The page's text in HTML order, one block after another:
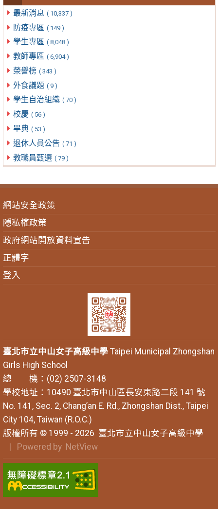
最新消息 ( 10,337 )
防疫專區 ( 149 )
學生專區 ( 8,048 )
教師專區 ( 6,904 )
榮譽榜 ( 343 )
外食議題 ( 9 )
學生自治組織 ( 70 )
校慶 ( 56 )
畢典 ( 53 )
退休人員公告 ( 71 )
教職員甄選 ( 79 )
網站安全政策
隱私權政策
政府網站開放資料宣告
正體字
登入
臺北市立中山女子高級中學Taipei Municipal Zhongshan
Girls High School
總 機：(02) 2507-3148
學校地址：10490 臺北市中山區長安東路二段 141 號
No. 141, Sec. 2, Chang’an E. Rd., Zhongshan Dist., Taipei
City 104, Taiwan (R.O.C.)
版權所有 © 1999 - 2026 臺北市立中山女子高級中學
| Powered by NetView